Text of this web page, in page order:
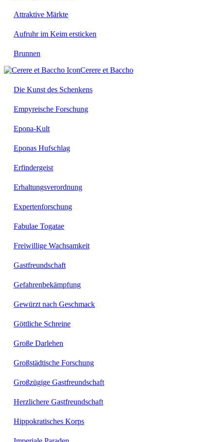
Attraktive Märkte
Aufruhr im Keim ersticken
Brunnen
Cerere et Baccho
Die Kunst des Schenkens
Empyreische Forschung
Epona-Kult
Eponas Hufschlag
Erfindergeist
Erhaltungsverordnung
Expertenforschung
Fabulae Togatae
Freiwillige Wachsamkeit
Gastfreundschaft
Gefahrenbekämpfung
Gewürzt nach Geschmack
Göttliche Schreine
Große Darlehen
Großstädtische Forschung
Großzügige Gastfreundschaft
Herzlichere Gastfreundschaft
Hippokratisches Korps